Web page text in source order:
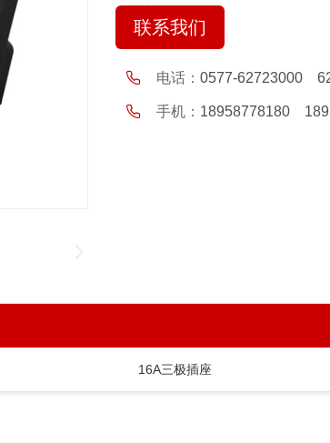
联系我们
电话： 0577-62723000
手机： 18958778180
16A三极插座